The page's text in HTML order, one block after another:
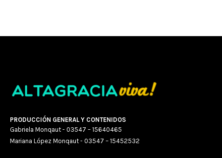
PRODUCCIÓN GENERAL Y CONTENIDOS
Gabriela Monqaut - 03547 – 15640465
Mariana López Monqaut - 03547 – 15452532